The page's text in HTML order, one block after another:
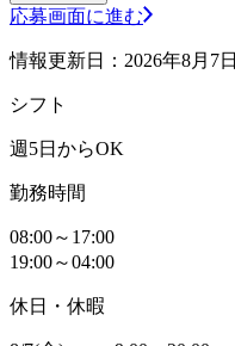
応募画面に進む
情報更新日：2026年8月7日
シフト
週5日からOK
勤務時間
08:00～17:00
19:00～04:00
休日・休暇